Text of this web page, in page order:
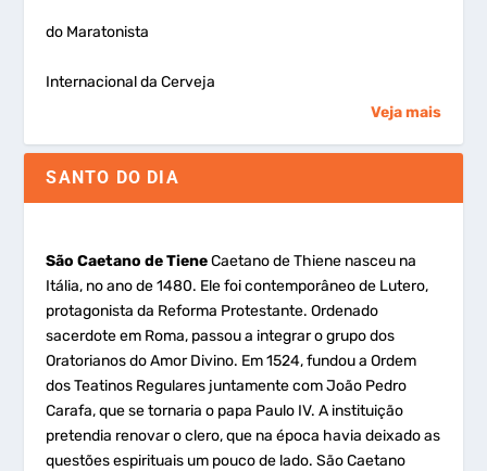
do Maratonista
Internacional da Cerveja
Veja mais
SANTO DO DIA
São Caetano de TieneCaetano de Thiene nasceu na
Itália, no ano de 1480. Ele foi contemporâneo de Lutero,
protagonista da Reforma Protestante. Ordenado
sacerdote em Roma, passou a integrar o grupo dos
Oratorianos do Amor Divino. Em 1524, fundou a Ordem
dos Teatinos Regulares juntamente com João Pedro
Carafa, que se tornaria o papa Paulo IV. A instituição
pretendia renovar o clero, que na época havia deixado as
questões espirituais um pouco de lado. São Caetano